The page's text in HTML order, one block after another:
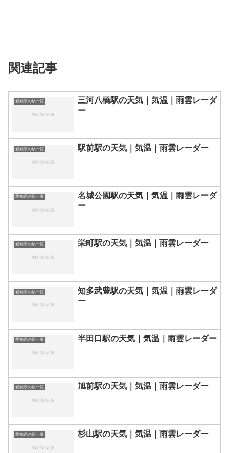
関連記事
愛知県の駅一覧
三河八橋駅の天気｜気温｜雨雲レーダ
ー
愛知県の駅一覧 駅前駅の天気｜気温｜雨雲レーダー
愛知県の駅一覧
名城公園駅の天気｜気温｜雨雲レーダ
ー
愛知県の駅一覧 栄町駅の天気｜気温｜雨雲レーダー
愛知県の駅一覧
知多武豊駅の天気｜気温｜雨雲レーダ
ー
愛知県の駅一覧 半田口駅の天気｜気温｜雨雲レーダー
愛知県の駅一覧 旭前駅の天気｜気温｜雨雲レーダー
愛知県の駅一覧 杉山駅の天気｜気温｜雨雲レーダー